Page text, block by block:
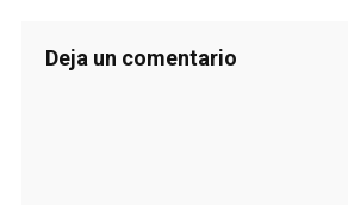
Deja un comentario